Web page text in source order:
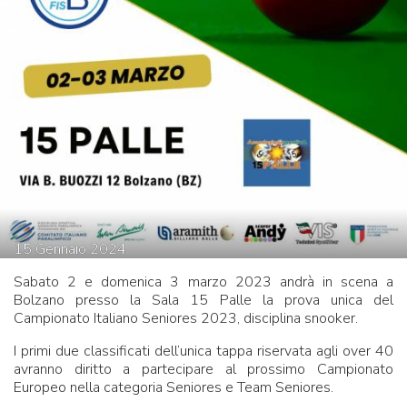
15Gennaio2024
Sabato 2 e domenica 3 marzo 2023 andrà in scena a
Bolzano presso la Sala 15 Palle la prova unica del
Campionato Italiano Seniores 2023, disciplina snooker.
I primi due classificati dell’unica tappa riservata agli over 40
avranno diritto a partecipare al prossimo Campionato
Europeo nella categoria Seniores e Team Seniores.